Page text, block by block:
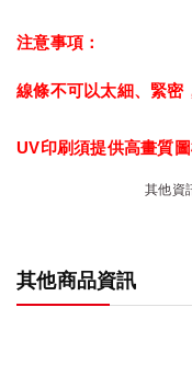
注意事項：
線條不可以太細、緊密
UV印刷須提供高畫質圖
其他資
其他商品資訊